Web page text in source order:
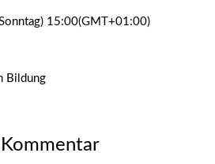
15:00(GMT+01:00)
Bildung